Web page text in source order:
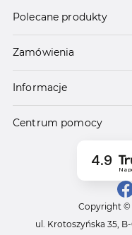
Polecane produkty
Zamówienia
Informacje
Centrum pomocy
4.9
Na
Copyright ©
ul. Krotoszyńska 35,